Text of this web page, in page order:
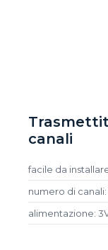
canali
facile da
numero di canali:
alimentazione: